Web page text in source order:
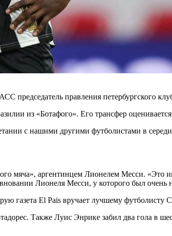
председатель правления петербургского
из «Ботафого». Его трансфер
с нашими другими футболистами в
мяча», аргентинцем Лионелем Месси.
Лионеля Месси, у которого был
газета El Pais вручает лучшему
Также Луис Энрике забил два гола в